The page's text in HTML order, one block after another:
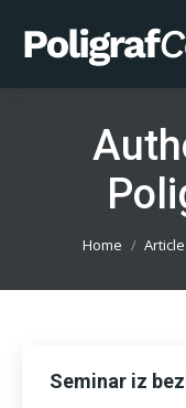
You are here:
Home
Seminar iz